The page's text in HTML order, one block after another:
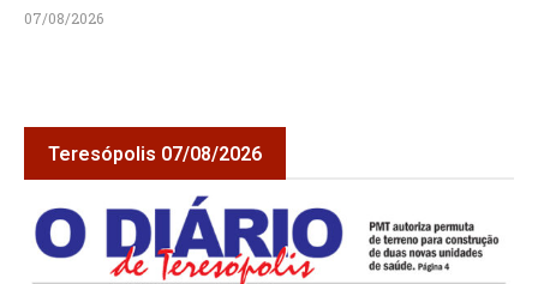
07/08/2026
Teresópolis 07/08/2026